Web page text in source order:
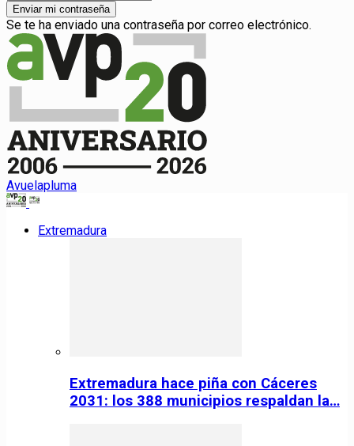
Se te ha enviado una contraseña por correo electrónico.
Avuelapluma
Extremadura
Extremadura hace piña con Cáceres
2031: los 388 municipios respaldan la…